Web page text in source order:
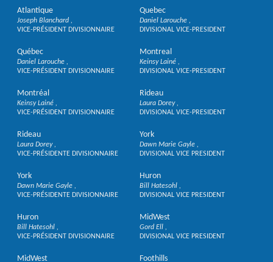
Atlantique
Joseph Blanchard
VICE-PRÉSIDENT DIVISIONNAIRE
Quebec
Daniel Larouche
DIVISIONAL VICE-PRESIDENT
Québec
Daniel Larouche
VICE-PRÉSIDENT DIVISIONNAIRE
Montreal
Keinsy Lainé
DIVISIONAL VICE-PRESIDENT
Montréal
Keinsy Lainé
VICE-PRÉSIDENT DIVISIONNAIRE
Rideau
Laura Dorey
DIVISIONAL VICE-PRESIDENT
Rideau
Laura Dorey
VICE-PRÉSIDENTE DIVISIONNAIRE
York
Dawn Marie Gayle
DIVISIONAL VICE PRESIDENT
York
Dawn Marie Gayle
VICE-PRÉSIDENTE DIVISIONNAIRE
Huron
Bill Hatesohl
DIVISIONAL VICE PRESIDENT
Huron
Bill Hatesohl
VICE-PRÉSIDENT DIVISIONNAIRE
MidWest
Gord Ell
DIVISIONAL VICE PRESIDENT
MidWest Foothills